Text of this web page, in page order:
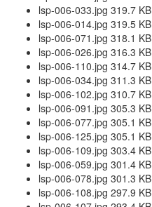
lsp-006-033.jpg 319.7 KB
lsp-006-014.jpg 319.5 KB
lsp-006-071.jpg 318.1 KB
lsp-006-026.jpg 316.3 KB
lsp-006-110.jpg 314.7 KB
lsp-006-034.jpg 311.3 KB
lsp-006-102.jpg 310.7 KB
lsp-006-091.jpg 305.3 KB
lsp-006-077.jpg 305.1 KB
lsp-006-125.jpg 305.1 KB
lsp-006-109.jpg 303.4 KB
lsp-006-059.jpg 301.4 KB
lsp-006-078.jpg 301.3 KB
lsp-006-108.jpg 297.9 KB